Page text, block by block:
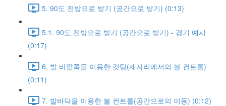
5. 90도 전방으로 받기 (공간으로 받기) (0:13)
5.1. 90도 전방으로 받기 (공간으로 받기) - 경기 예시
(0:17)
6. 발 바깥쪽을 이용한 컷팅(제자리에서의 볼 컨트롤)
(0:11)
7. 발바닥을 이용한 볼 컨트롤(공간으로의 이동) (0:12)